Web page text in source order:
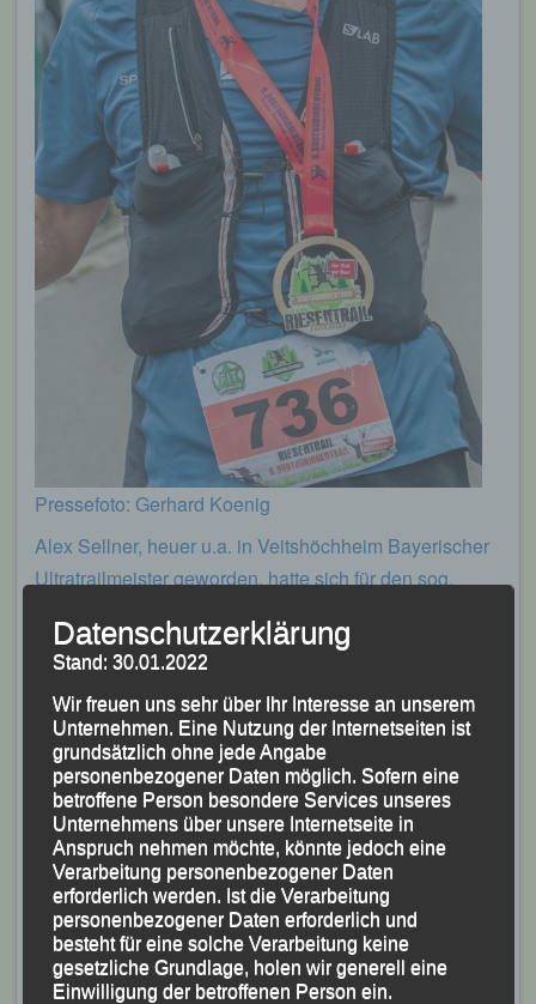
Pressefoto: Gerhard Koenig
Alex Sellner, heuer u.a. in Veitshöchheim Bayerischer
Ultratrailmeister geworden, hatte sich für den sog.
Höhenmetern zu absolvieren waren und als Highlight
Thüringens steilster Skihang mit einem Kilometer
Länge, 176 Höhenmetern downhill vom Salzberg
gelaufen wurde.
Der Passauer Ultratrail-Freak, der Suhl auch als
Vorbereitung für den „Arberland Ultratrail“ am 1.
Oktober nutzte, übernahm gleich nach dem Start die
Führung, hielt permanent das Tempo hoch und konnte
seine Führung sogar noch ausbauen.
Mit neuem Streckenrekord von 4:04:52,2 Stunden holte
er sich letztlich den Gesamtsieg vor Ronny Dorausch-
Datenschutzerklärung
Stand: 30.01.2022
Wir freuen uns sehr über Ihr Interesse an unserem
Unternehmen. Eine Nutzung der Internetseiten ist
grundsätzlich ohne jede Angabe
personenbezogener Daten möglich. Sofern eine
betroffene Person besondere Services unseres
Unternehmens über unsere Internetseite in
Anspruch nehmen möchte, könnte jedoch eine
Verarbeitung personenbezogener Daten
erforderlich werden. Ist die Verarbeitung
personenbezogener Daten erforderlich und
besteht für eine solche Verarbeitung keine
gesetzliche Grundlage, holen wir generell eine
Einwilligung der betroffenen Person ein.